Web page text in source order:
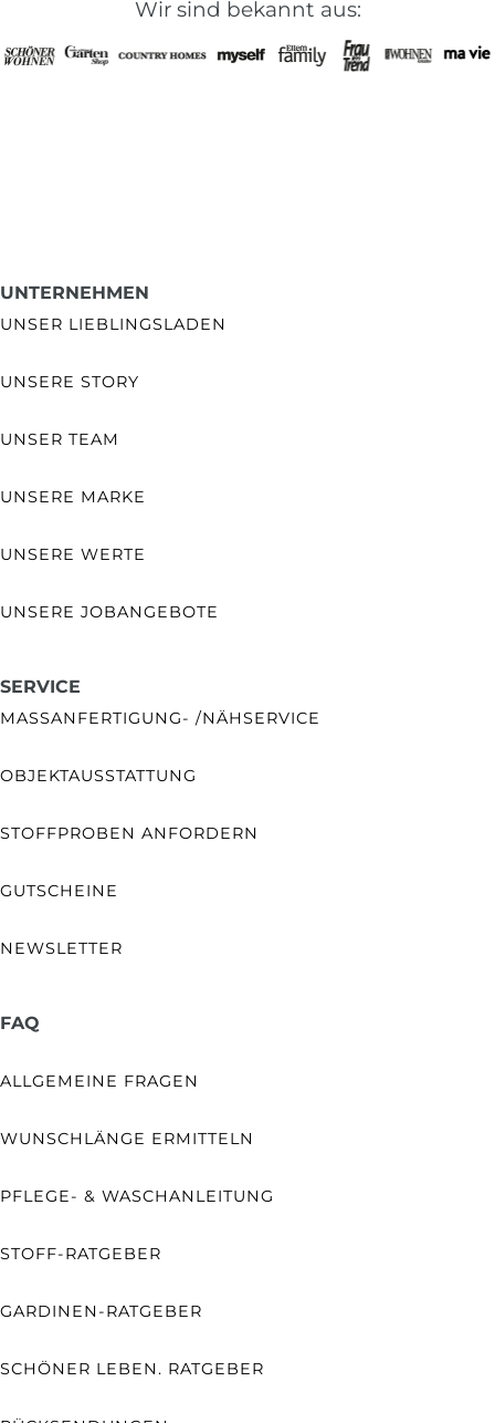
Wir sind bekannt aus:
UNTERNEHMEN
UNSER LIEBLINGSLADEN
UNSERE STORY
UNSER TEAM
UNSERE MARKE
UNSERE WERTE
UNSERE JOBANGEBOTE
SERVICE
MASSANFERTIGUNG- /NÄHSERVICE
OBJEKTAUSSTATTUNG
STOFFPROBEN ANFORDERN
GUTSCHEINE
NEWSLETTER
FAQ
ALLGEMEINE FRAGEN
WUNSCHLÄNGE ERMITTELN
PFLEGE- & WASCHANLEITUNG
STOFF-RATGEBER
GARDINEN-RATGEBER
SCHÖNER LEBEN. RATGEBER